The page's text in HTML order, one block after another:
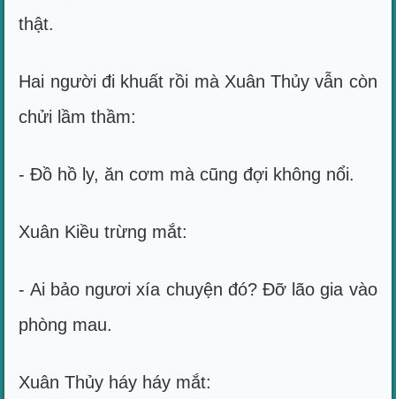
thật.
Hai người đi khuất rồi mà Xuân Thủy vẫn còn
chửi lầm thầm:
- Đồ hồ ly, ăn cơm mà cũng đợi không nổi.
Xuân Kiều trừng mắt:
- Ai bảo ngươi xía chuyện đó? Đỡ lão gia vào
phòng mau.
Xuân Thủy háy háy mắt: